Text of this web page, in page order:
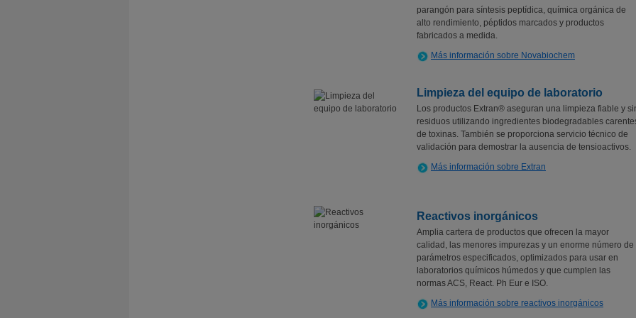
parangón para síntesis peptídica, química orgánica de
alto rendimiento, péptidos marcados y productos
fabricados a medida.
Más información sobre Novabiochem
Limpieza del equipo de laboratorio
Los productos Extran® aseguran una limpieza fiable y
residuos utilizando ingredientes biodegradables
de toxinas. También se proporciona servicio técnico de
validación para demostrar la ausencia de tensioactivos.
Más información sobre Extran
Reactivos inorgánicos
Amplia cartera de productos que ofrecen la mayor
calidad, las menores impurezas y un enorme número de
parámetros especificados, optimizados para usar en
laboratorios químicos húmedos y que cumplen las
normas ACS, React. Ph Eur e ISO.
Más información sobre reactivos inorgánicos